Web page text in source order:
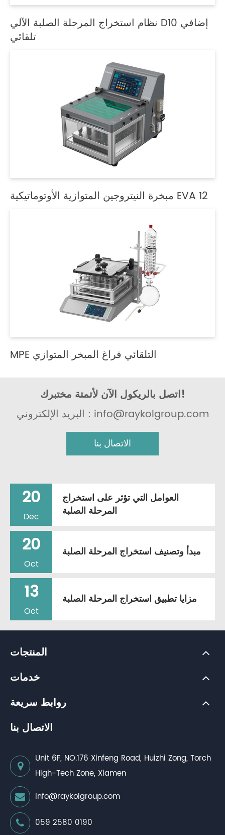
نظام استخراج المرحلة الصلبة الآلي D10 إضافي
تلقائي
مبخرة النيتروجين المتوازية الأوتوماتيكية EVA 12
MPE التلقائي فراغ المبخر المتوازي
اتصل بالريكول الآن لأتمتة مختبرك!
البريد الإلكتروني : info@raykolgroup.com
الاتصال بنا
20
Dec
العوامل التي تؤثر على استخراج
المرحلة الصلبة
20
Oct
مبدأ وتصنيف استخراج المرحلة الصلبة
13
Oct
مزايا تطبيق استخراج المرحلة الصلبة
المنتجات
خدمات
روابط سريعة
الاتصال بنا
Unit 6F, NO.176 Xinfeng Road, Huizhi Zong, Torch
High-Tech Zone, Xiamen
info@raykolgroup.com
059 2580 0190